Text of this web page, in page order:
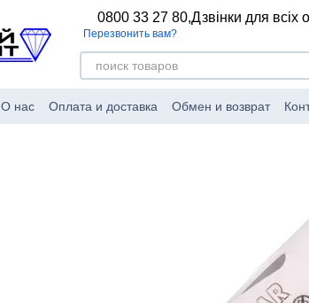
0800 33 27 80,Дзвінки для
Перезвонить вам?
О нас Оплата и доставка Обмен и возврат